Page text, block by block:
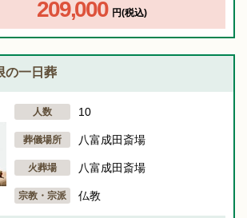
209,000 円(税込)
の一日葬
人数 10
葬儀場所 八富成田斎場
火葬場 八富成田斎場
宗教・宗派 仏教